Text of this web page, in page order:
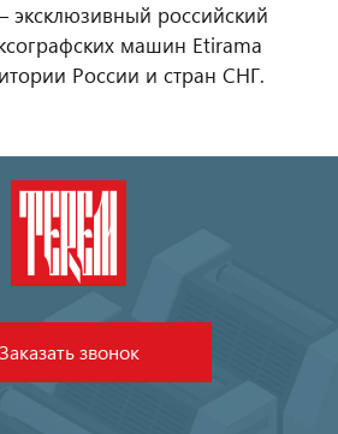
российский
машин Etirama
России и стран СНГ.
Заказать звонок